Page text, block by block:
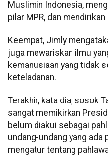
Muslimin Indonesia,
pilar MPR, dan
Keempat, Jimly
juga mewariskan ilmu
kemanusiaan yang tidak
keteladanan.
Terakhir, kata dia, sosok
sangat memikirkan
belum diakui sebagai
undang-undang yang ada
mengatur tentang